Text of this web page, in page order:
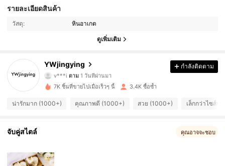
รายละเอียดสินค้า
วัสดุ: หินอาเกต
ดูเพิ่มเติม
YWjingying
4.84
3.7K ผู้ติดตาม
4.84
v***i ตาม 1 วันที่ผ่านมา
4.84
3.7K ผู้ติดตาม
4.84 3.7K ผู้ติดตาม
4.84
กำลังติดตาม
7K ชิ้นที่ขายไปเมื่อเร็วๆ นี้ 3.4K ซื้อซ้ำ
น่ารักมาก (1000+) คุณภาพดี (1000+) สวย (1000+) เล็กกว่าไซส์จ
จับคู่สไตล์ คุณอาจจะชอบ